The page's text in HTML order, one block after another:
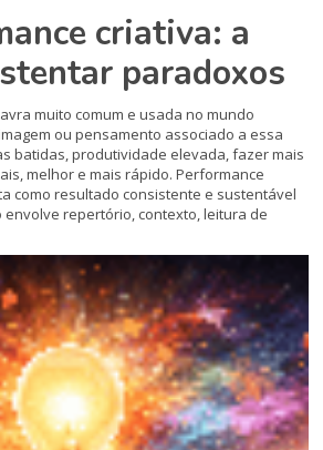
criativa: a
paradoxos
muito comum e usada no mundo
ou pensamento associado a essa
batidas, produtividade elevada, fazer mais
melhor e mais rápido. Performance
como resultado consistente e sustentável
envolve repertório, contexto, leitura de